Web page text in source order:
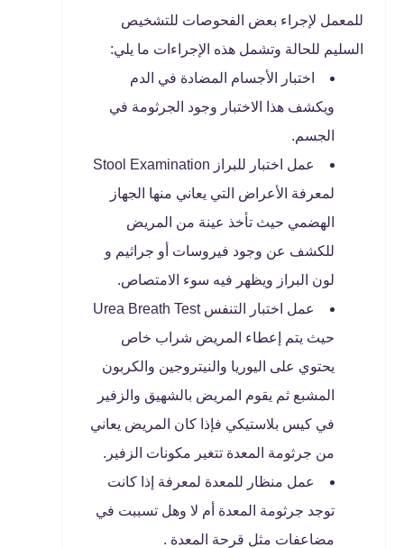
للمعمل لإجراء بعض الفحوصات للتشخيص
السليم للحالة وتشمل هذه الإجراءات ما يلي:
اختبار الأجسام المضادة في الدم
ويكشف هذا الاختبار وجود الجرثومة في
الجسم.
عمل اختبار للبراز Stool Examination
لمعرفة الأعراض التي يعاني منها الجهاز
الهضمي حيث تأخذ عينة من المريض
للكشف عن وجود فيروسات أو جراثيم و
لون البراز ويظهر فيه سوء الامتصاص.
عمل اختبار التنفس Urea Breath Test
حيث يتم إعطاء المريض شراب خاص
يحتوي على اليوريا والنيتروجين والكربون
المشبع ثم يقوم المريض بالشهيق والزفير
في كيس بلاستيكي فإذا كان المريض يعاني
من جرثومة المعدة تتغير مكونات الزفير.
عمل منظار للمعدة لمعرفة إذا كانت
توجد جرثومة المعدة أم لا وهل تسببت في
مضاعفات مثل قرحة المعدة .